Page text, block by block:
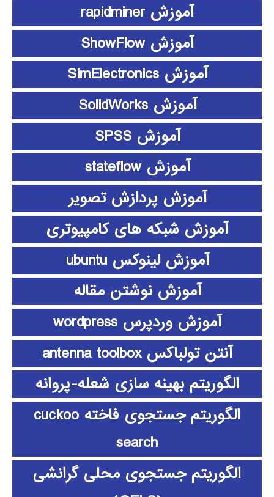
آموزش rapidminer
آموزش ShowFlow
آموزش SimElectronics
آموزش SolidWorks
آموزش SPSS
آموزش stateflow
آموزش پردازش تصویر
آموزش شبکه های کامپیوتری
آموزش لینوکس ubuntu
آموزش نوشتن مقاله
آموزش وردپرس wordpress
آنتن تولباکس antenna toolbox
الگوریتم بهینه سازی شعله-پروانه
الگوریتم جستجوی فاخته cuckoo
search
الگوریتم جستجوی محلی گرانشی